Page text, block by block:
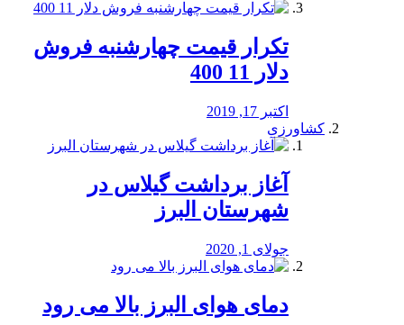
تکرار قیمت چهارشنبه فروش
دلار 11 400
اکتبر 17, 2019
کشاورزی
آغاز برداشت گیلاس در
شهرستان البرز
جولای 1, 2020
دمای هوای البرز بالا می رود